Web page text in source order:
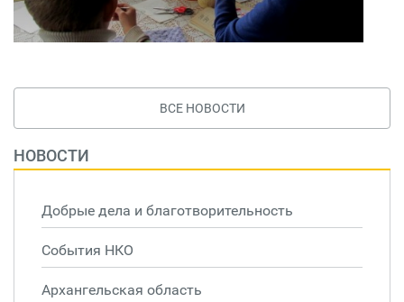
ВСЕ НОВОСТИ
НОВОСТИ
Добрые дела и благотворительность
События НКО
Архангельская область